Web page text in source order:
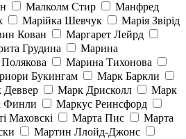
Малколм Стир
Манфред
Марійка Шевчук
Марія Звірід
Кован
Маргарет Лейрд
Грудина
Марина
Марина Тихонова
Букингам
Марк Баркли
Деввер Марк Дрисколл
Марк
Финли
Маркус Реинсфорд
Маховскі Марта Пис
Марта
Мартин Ллойд-Джонс